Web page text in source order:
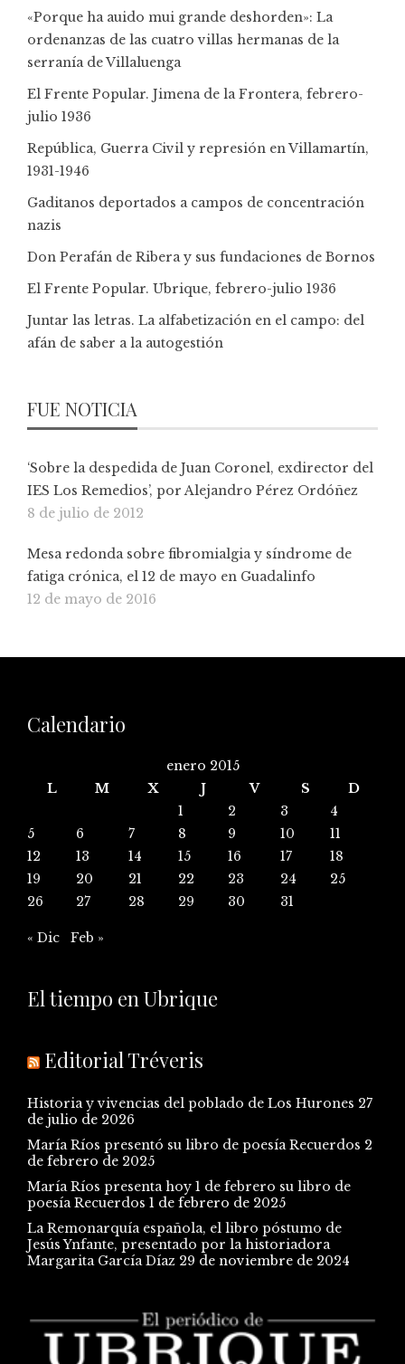
«Porque ha auido mui grande deshorden»: La
ordenanzas de las cuatro villas hermanas de la
serranía de Villaluenga
El Frente Popular. Jimena de la Frontera, febrero-
julio 1936
República, Guerra Civil y represión en Villamartín,
1931-1946
Gaditanos deportados a campos de concentración
nazis
Don Perafán de Ribera y sus fundaciones de Bornos
El Frente Popular. Ubrique, febrero-julio 1936
Juntar las letras. La alfabetización en el campo: del
afán de saber a la autogestión
FUE NOTICIA
‘Sobre la despedida de Juan Coronel, exdirector del
IES Los Remedios’, por Alejandro Pérez Ordóñez
8 de julio de 2012
Mesa redonda sobre fibromialgia y síndrome de
fatiga crónica, el 12 de mayo en Guadalinfo
12 de mayo de 2016
Calendario
enero 2015
L
M X J V S
D
1
2 3
4
5
6 7 8 9 10
11
12
13 14 15 16 17
18
19
20 21 22 23 24
25
26
27 28 29 30 31
« Dic Feb »
El tiempo en Ubrique
Editorial Tréveris
Historia y vivencias del poblado de Los Hurones 27
de julio de 2026
María Ríos presentó su libro de poesía Recuerdos 2
de febrero de 2025
María Ríos presenta hoy 1 de febrero su libro de
poesía Recuerdos 1 de febrero de 2025
La Remonarquía española, el libro póstumo de
Jesús Ynfante, presentado por la historiadora
Margarita García Díaz 29 de noviembre de 2024